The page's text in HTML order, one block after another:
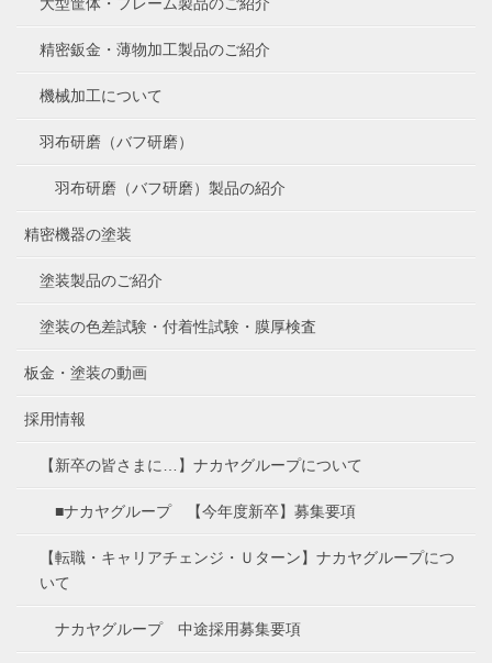
精密鈑金・薄物加工製品のご紹介
機械加工について
羽布研磨（バフ研磨）
羽布研磨（バフ研磨）製品の紹介
精密機器の塗装
塗装製品のご紹介
塗装の色差試験・付着性試験・膜厚検査
板金・塗装の動画
採用情報
【新卒の皆さまに…】ナカヤグループについて
■ナカヤグループ 【今年度新卒】募集要項
【転職・キャリアチェンジ・Ｕターン】ナカヤグループにつ
いて
ナカヤグループ 中途採用募集要項